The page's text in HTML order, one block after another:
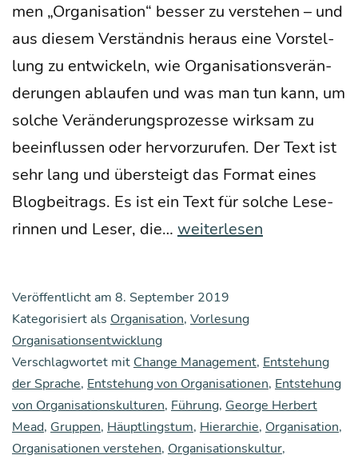
—
und
eini­
ge
Risi­
ken
und
Feh­
ler
Ein­
men „Orga­ni­sa­ti­on“ bes­ser zu ver­ste­hen – und
aus die­sem Ver­ständ­nis her­aus eine Vor­stel­
lung zu ent­wi­ckeln, wie Orga­ni­sa­ti­ons­ver­än­
de­run­gen ablau­fen und was man tun kann, um
sol­che Ver­än­de­rungs­pro­zes­se wirk­sam zu
beein­flus­sen oder her­vor­zu­ru­fen. Der Text ist
sehr lang und über­steigt das For­mat eines
Blog­bei­trags. Es ist ein Text für sol­che Lese­
rin­nen und Leser, die… Wie
hen
ni­
sa­
tio­
nen,
weiterlesen
Veröffentlicht am 8. September 2019
Kategorisiert als Organisation, Vorlesung
Organisationsentwicklung
Verschlagwortet mit Change Management, Entstehung
der Sprache, Entstehung von Organisationen, Entstehung
von Organisationskulturen, Führung, George Herbert
Mead, Gruppen, Häuptlingstum, Hierarchie, Organisation,
Organisationen verstehen, Organisationskultur,